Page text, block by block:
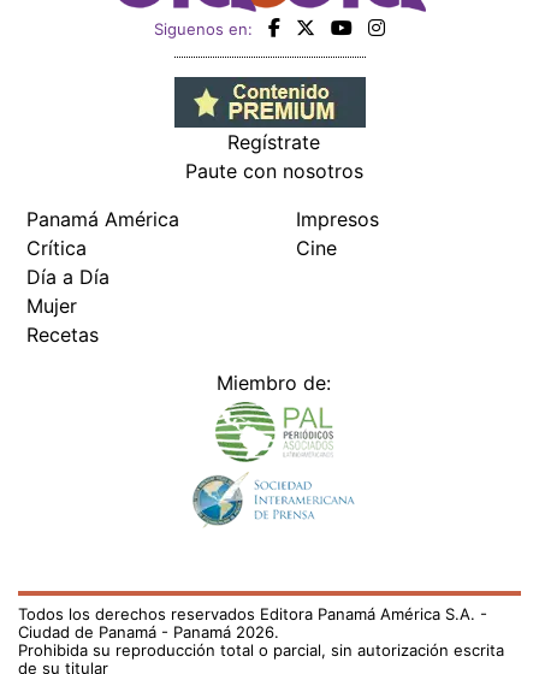
Siguenos en:
Regístrate
Paute con nosotros
Panamá América
Crítica
Día a Día
Mujer
Recetas
Impresos
Cine
Miembro de:
Todos los derechos reservados Editora Panamá América S.A. -
Ciudad de Panamá - Panamá 2026.
Prohibida su reproducción total o parcial, sin autorización escrita
de su titular